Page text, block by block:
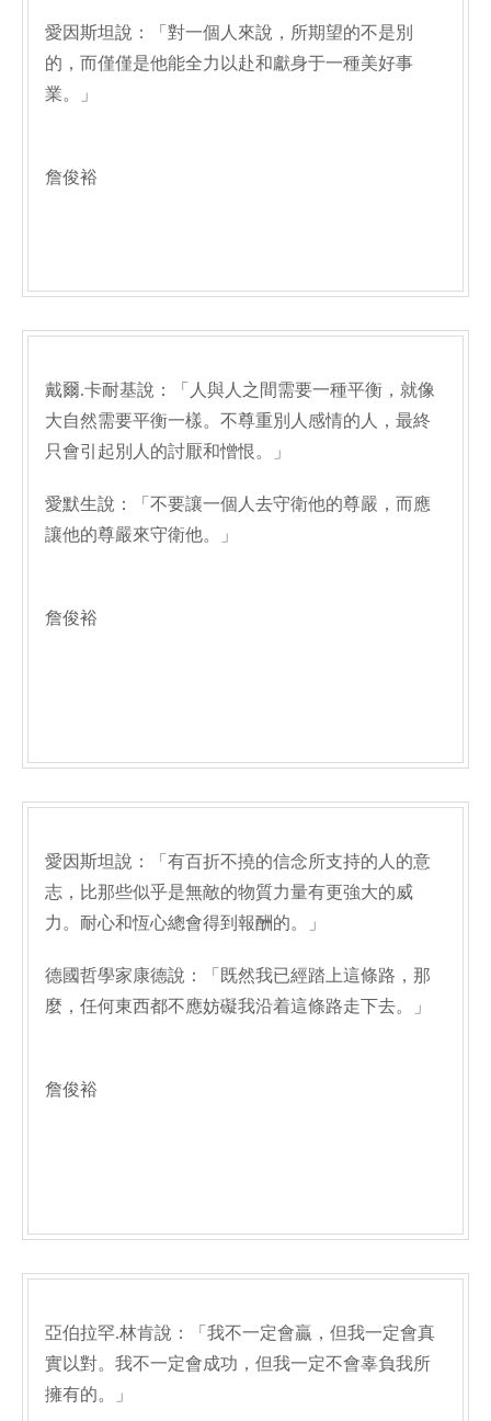
愛因斯坦說：「對一個人來說，所期望的不是別
的，而僅僅是他能全力以赴和獻身于一種美好事
業。」
詹俊裕
戴爾.卡耐基說：「人與人之間需要一種平衡，就像
大自然需要平衡一樣。不尊重別人感情的人，最終
只會引起別人的討厭和憎恨。」
愛默生說：「不要讓一個人去守衛他的尊嚴，而應
讓他的尊嚴來守衛他。」
詹俊裕
愛因斯坦說：「有百折不撓的信念所支持的人的意
志，比那些似乎是無敵的物質力量有更強大的威
力。耐心和恆心總會得到報酬的。」
德國哲學家康德說：「既然我已經踏上這條路，那
麼，任何東西都不應妨礙我沿着這條路走下去。」
詹俊裕
亞伯拉罕.林肯說：「我不一定會贏，但我一定會真
實以對。我不一定會成功，但我一定不會辜負我所
擁有的。」